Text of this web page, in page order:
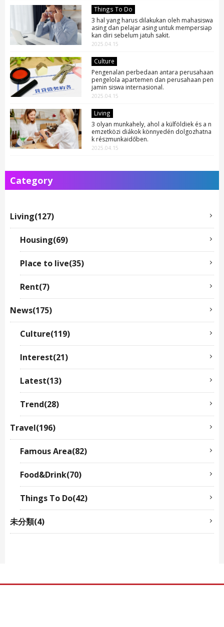
Things To Do
3 hal yang harus dilakukan oleh mahasiswa
asing dan pelajar asing untuk mempersiap
kan diri sebelum jatuh sakit.
2025.04.15
Culture
Pengenalan perbedaan antara perusahaan
pengelola apartemen dan perusahaan pen
jamin siswa internasional.
2025.04.15
Living
3 olyan munkahely, ahol a külföldiek és a n
emzetközi diákok könnyedén dolgozhatna
k részmunkaidőben.
2025.04.15
Category
Living(127)
Housing(69)
Place to live(35)
Rent(7)
News(175)
Culture(119)
Interest(21)
Latest(13)
Trend(28)
Travel(196)
Famous Area(82)
Food&Drink(70)
Things To Do(42)
未分類(4)